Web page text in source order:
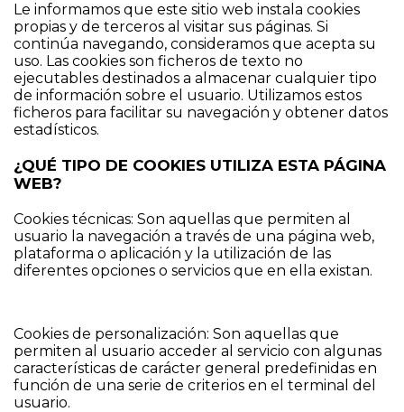
Le informamos que este sitio web instala cookies
propias y de terceros al visitar sus páginas. Si
continúa navegando, consideramos que acepta su
uso. Las cookies son ficheros de texto no
ejecutables destinados a almacenar cualquier tipo
de información sobre el usuario. Utilizamos estos
ficheros para facilitar su navegación y obtener datos
estadísticos.
¿QUÉ TIPO DE COOKIES UTILIZA ESTA PÁGINA
WEB?
Cookies técnicas: Son aquellas que permiten al
usuario la navegación a través de una página web,
plataforma o aplicación y la utilización de las
diferentes opciones o servicios que en ella existan.
Cookies de personalización: Son aquellas que
permiten al usuario acceder al servicio con algunas
características de carácter general predefinidas en
función de una serie de criterios en el terminal del
usuario.